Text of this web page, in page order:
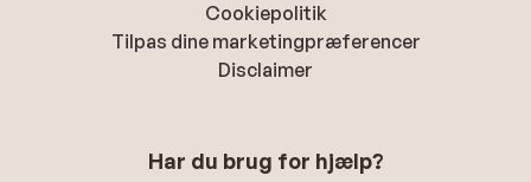
Cookiepolitik
Tilpas dine marketingpræferencer
Disclaimer
Har du brug for hjælp?